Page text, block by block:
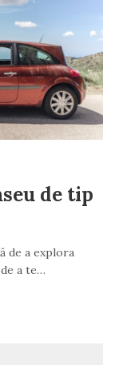
de tip
de a explora
a te…